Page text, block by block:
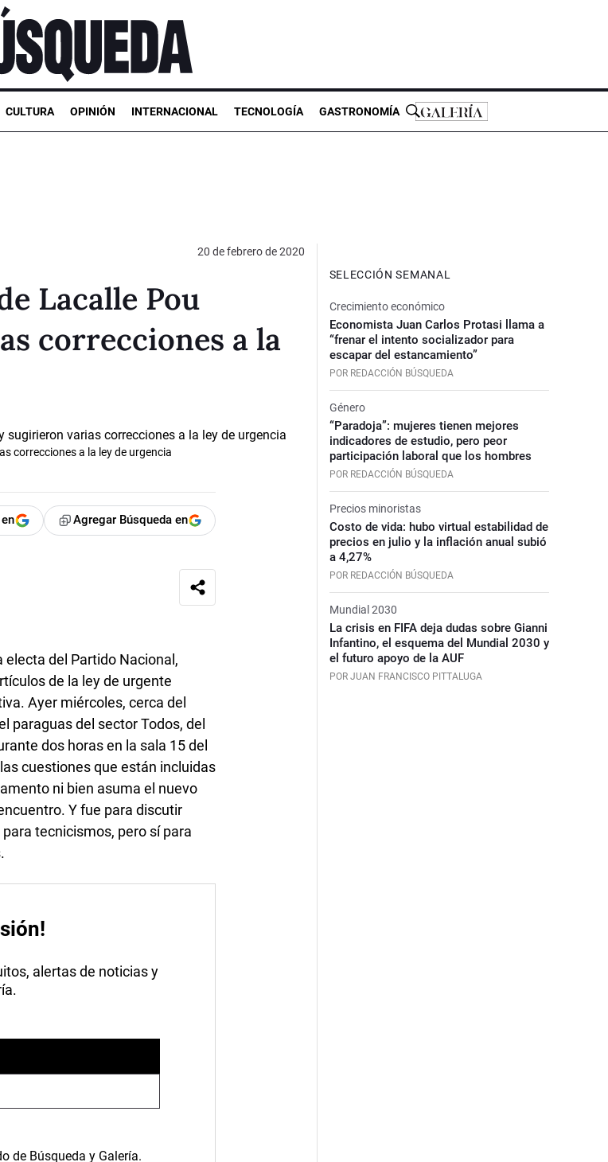
CULTURA OPINIÓN INTERNACIONAL TECNOLOGÍA GASTRONOMÍA
20 de febrero de 2020
Lacalle Pou
correcciones a la
correcciones a la ley de urgencia
Agregar Búsqueda en
electa del Partido Nacional,
de la ley de urgente
Ayer miércoles, cerca del
paraguas del sector Todos, del
dos horas en la sala 15 del
cuestiones que están incluidas
ni bien asuma el nuevo
Y fue para discutir
tecnicismos, pero sí para
alertas de noticias y
de Búsqueda y Galería.
SELECCIÓN SEMANAL
Crecimiento económico
Economista Juan Carlos Protasi llama a
“frenar el intento socializador para
escapar del estancamiento”
POR REDACCIÓN BÚSQUEDA
Género
“Paradoja”: mujeres tienen mejores
indicadores de estudio, pero peor
participación laboral que los hombres
POR REDACCIÓN BÚSQUEDA
Precios minoristas
Costo de vida: hubo virtual estabilidad de
precios en julio y la inflación anual subió
a 4,27%
POR REDACCIÓN BÚSQUEDA
Mundial 2030
La crisis en FIFA deja dudas sobre Gianni
Infantino, el esquema del Mundial 2030 y
el futuro apoyo de la AUF
POR JUAN FRANCISCO PITTALUGA